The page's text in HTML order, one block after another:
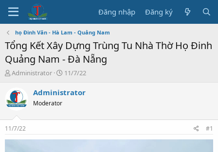
Đăng nhập Đăng ký
họ Đinh Văn - Hà Lam - Quảng Nam
Tổng Kết Xây Dựng Trùng Tu Nhà Thờ Họ Đinh
Quảng Nam - Đà Nẵng
T
r
e
a
s
t
a
Administrator
N
à
ầ
11/7/22
Administrator
Moderator
11/7/22 #1